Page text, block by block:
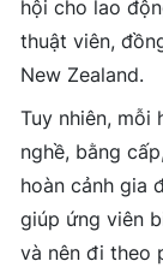
hội cho lao
thuật viên,
New Zealand.
Tuy nhiên, mỗi
nghề, bằng
hoàn cảnh gia
giúp ứng viên
và nên đi theo